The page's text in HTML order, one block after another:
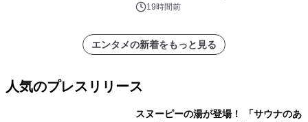
19時間前
エンタメの新着をもっと見る
人気のプレスリリース
スヌーピーの湯が登場！ 「サウナのあ